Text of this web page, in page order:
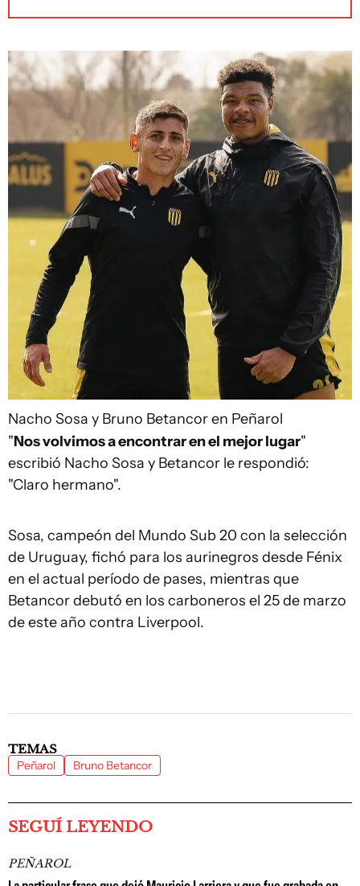
Nacho Sosa y Bruno Betancor en Peñarol
"Nos volvimos a encontrar en el mejor lugar"
escribió Nacho Sosa y Betancor le respondió:
"Claro hermano".
Sosa, campeón del Mundo Sub 20 con la selección
de Uruguay, fichó para los aurinegros desde Fénix
en el actual período de pases, mientras que
Betancor debutó en los carboneros el 25 de marzo
de este año contra Liverpool.
TEMAS
Peñarol Bruno Betancor
SEGUÍ LEYENDO
PEÑAROL